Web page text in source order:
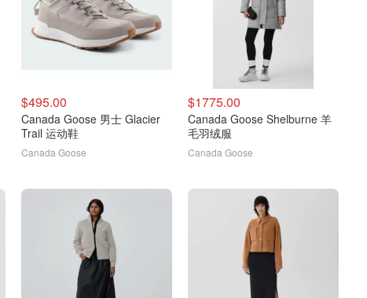
$495.00
Canada Goose 男士 Glacier
Trail 运动鞋
Canada Goose
$1775.00
Canada Goose Shelburne 羊
毛羽绒服
Canada Goose